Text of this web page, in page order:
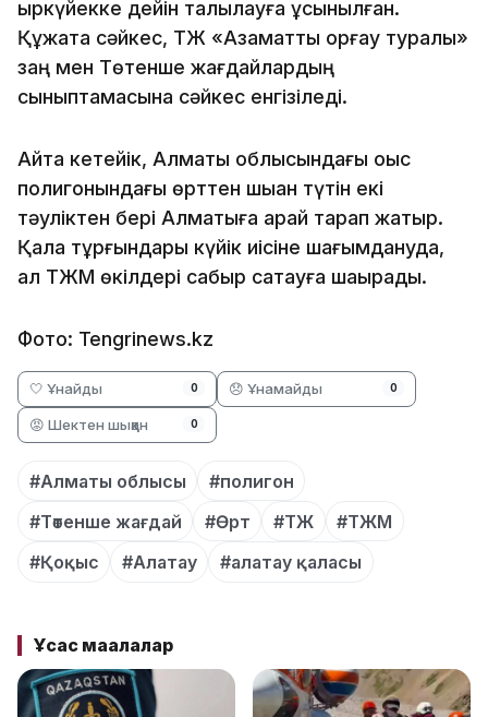
қыркүйекке дейін талқылауға ұсынылған.
Құжатқа сәйкес, ТЖ «Азаматтық қорғау туралы»
заң мен Төтенше жағдайлардың
сыныптамасына сәйкес енгізіледі.
Айта кетейік, Алматы облысындағы қоқыс
полигонындағы өрттен шыққан түтін екі
тәуліктен бері Алматыға қарай тарап жатыр.
Қала тұрғындары күйік иісіне шағымдануда,
ал ТЖМ өкілдері сабыр сақтауға шақырады.
Фото: Tengrinews.kz
🤍 Ұнайды 0 😞 Ұнамайды 0
😡 Шектен шыққан 0
#Алматы облысы
#полигон
#Төтенше жағдай
#Өрт #ТЖ
#ТЖМ
#Қоқыс
#Алатау #алатау қаласы
Ұқсас мақалалар